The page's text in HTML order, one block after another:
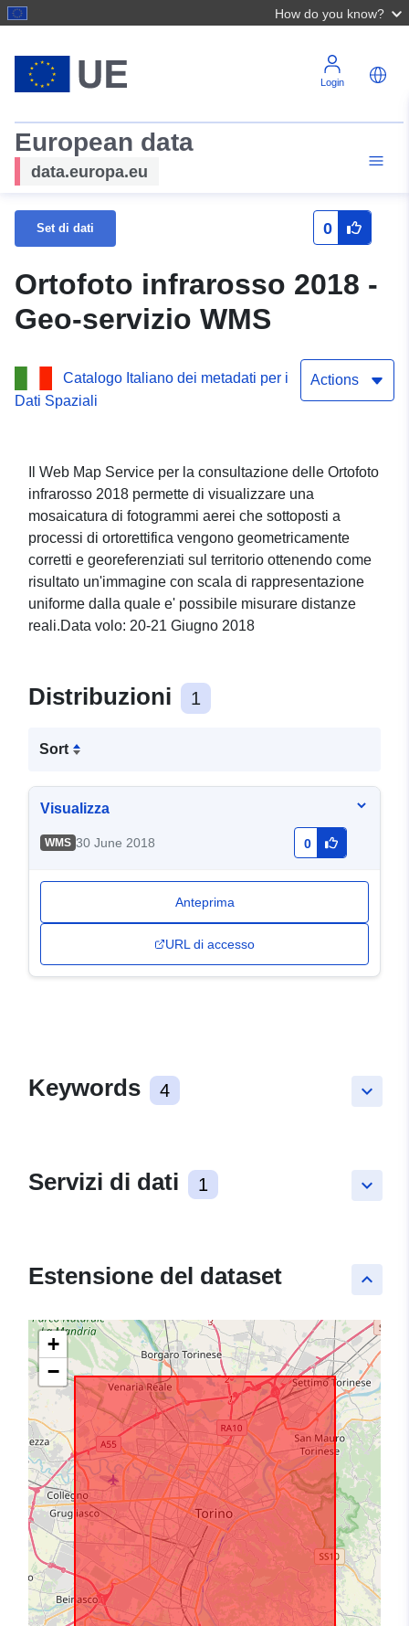
How do you know?
Login
European data
data.europa.eu
Set di dati 0
Ortofoto infrarosso 2018 -
Geo-servizio WMS
Catalogo Italiano dei metadati per i
Dati Spaziali
Actions
Il Web Map Service per la consultazione delle Ortofoto
infrarosso 2018 permette di visualizzare una
mosaicatura di fotogrammi aerei che sottoposti a
processi di ortorettifica vengono geometricamente
corretti e georeferenziati sul territorio ottenendo come
risultato un'immagine con scala di rappresentazione
uniforme dalla quale e' possibile misurare distanze
reali.Data volo: 20-21 Giugno 2018
Distribuzioni 1
Sort
Visualizza
WMS 30 June 2018 0
Anteprima
URL di accesso
keyboard_arrow_down
Keywords 4
keyboard_arrow_down
Servizi di dati 1
keyboard_arrow_up
Estensione del dataset
+
−